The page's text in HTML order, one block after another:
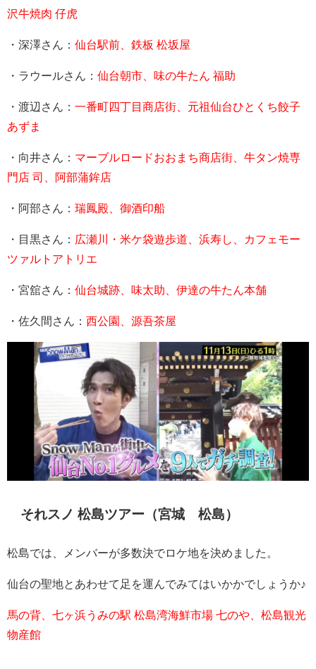
沢牛焼肉 仔虎
・深澤さん： 仙台駅前、鉄板 松坂屋
・ラウールさん： 仙台朝市、味の牛たん 福助
・渡辺さん： 一番町四丁目商店街、元祖仙台ひとくち餃子
あずま
・向井さん： マーブルロードおおまち商店街、牛タン焼専
門店 司、阿部蒲鉾店
・阿部さん： 瑞鳳殿、御酒印船
・目黒さん： 広瀬川・米ケ袋遊歩道、浜寿し、カフェモー
ツァルトアトリエ
・宮舘さん： 仙台城跡、味太助、伊達の牛たん本舗
・佐久間さん： 西公園、源吾茶屋
それスノ 松島ツアー（宮城 松島）
松島では、メンバーが多数決でロケ地を決めました。
仙台の聖地とあわせて足を運んでみてはいかかでしょうか♪
馬の背、七ヶ浜うみの駅 松島湾海鮮市場 七のや、松島観光
物産館